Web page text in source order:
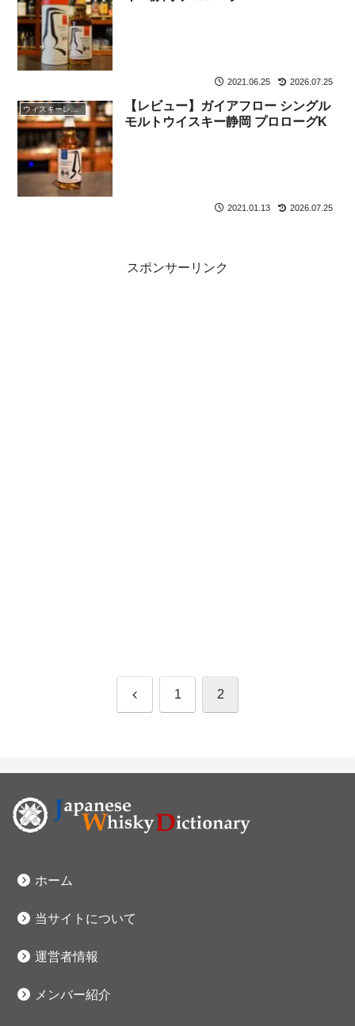
2021.06.25 2026.07.25
ウィスキーレビュー
【レビュー】ガイアフロー シングル
モルトウイスキー静岡 プロローグK
2021.01.13 2026.07.25
スポンサーリンク
前 1 2
ホーム
当サイトについて
運営者情報
メンバー紹介